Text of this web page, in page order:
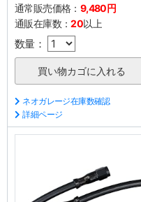
通常販売価格： 9,480円
通販在庫数：20以上
数量：
ネオガレージ在庫数確認
詳細ページ